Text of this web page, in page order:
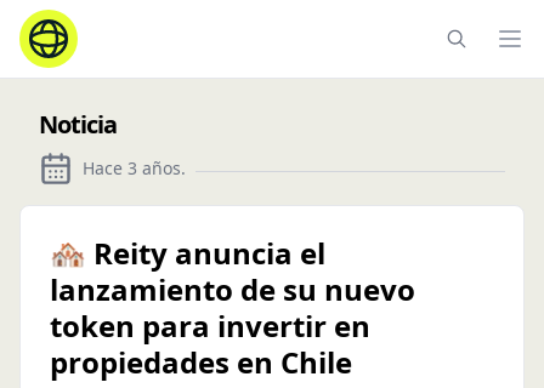
Noticia
Hace 3 años.
🏘️ Reity anuncia el
lanzamiento de su nuevo
token para invertir en
propiedades en Chile